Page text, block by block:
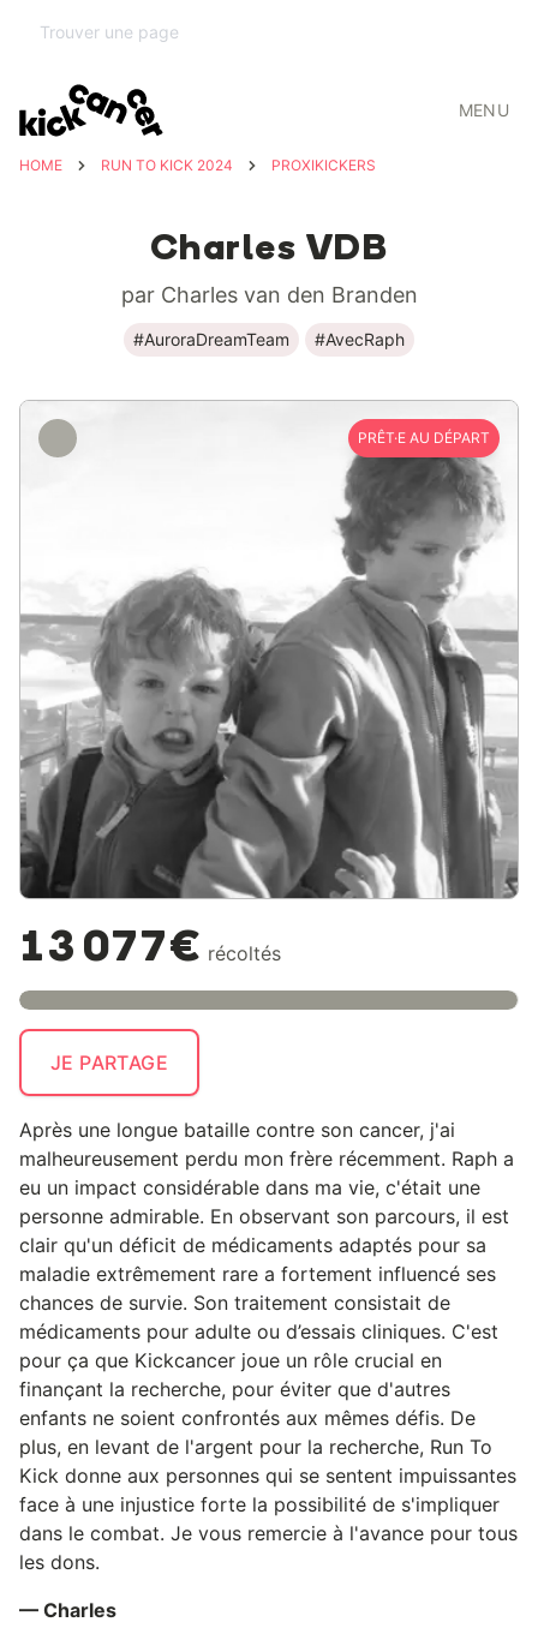
MENU
HOME RUN TO KICK 2024 PROXIKICKERS
Charles VDB
par Charles van den Branden
#AuroraDreamTeam #AvecRaph
PRÊT·E AU DÉPART
13 077€ récoltés
JE PARTAGE
Après une longue bataille contre son cancer, j'ai
malheureusement perdu mon frère récemment. Raph a
eu un impact considérable dans ma vie, c'était une
personne admirable. En observant son parcours, il est
clair qu'un déficit de médicaments adaptés pour sa
maladie extrêmement rare a fortement influencé ses
chances de survie. Son traitement consistait de
médicaments pour adulte ou d’essais cliniques. C'est
pour ça que Kickcancer joue un rôle crucial en
finançant la recherche, pour éviter que d'autres
enfants ne soient confrontés aux mêmes défis. De
plus, en levant de l'argent pour la recherche, Run To
Kick donne aux personnes qui se sentent impuissantes
face à une injustice forte la possibilité de s'impliquer
dans le combat. Je vous remercie à l'avance pour tous
les dons.
— Charles